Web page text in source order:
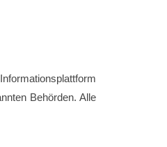
Behörden. Alle